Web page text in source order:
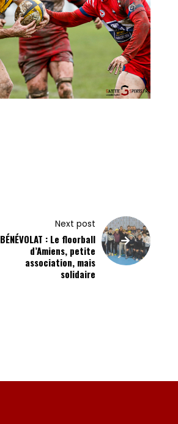
Next post
BÉNÉVOLAT : Le floorball
d’Amiens, petite
association, mais
solidaire